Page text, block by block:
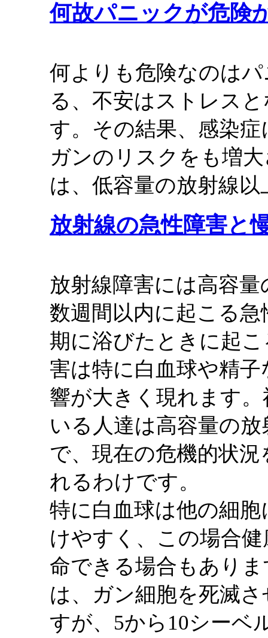
何故パニックが危険
何よりも危険なのは
る、不安はストレス
す。その結果、感染
ガンのリスクをも増
は、低容量の放射線
放射線の急性障害と
放射線障害には高容
数週間以内に起こる
期に浴びたときに起
害は特に白血球や精
響が大きく現れます
いる人達は高容量の
で、現在の危機的状
れるわけです。
特に白血球は他の細
けやすく、この場合
命できる場合もあり
は、ガン細胞を死滅
すが、5から10シーベ